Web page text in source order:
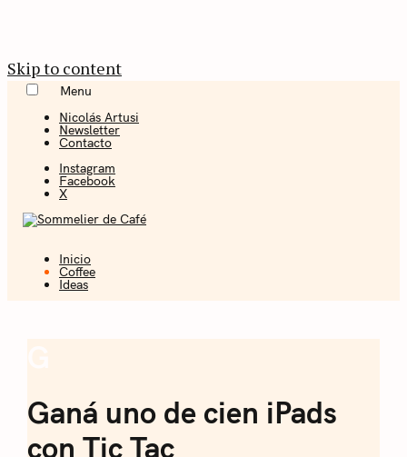
Skip to content
Menu
Nicolás Artusi
Newsletter
Contacto
Instagram
Facebook
X
Coffee + Ideas
Inicio
Coffee
Ideas
Ganá uno de cien iPads
con Tic Tac